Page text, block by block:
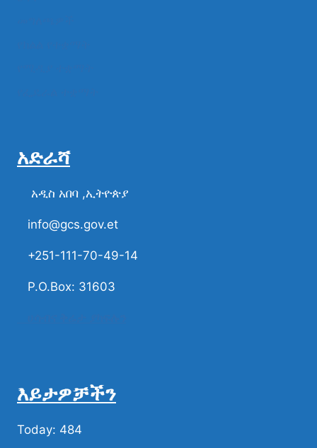
አድራሻ
አዲስ አበባ ,ኢትዮጵያ
info@gcs.gov.et
+251-111-70-49-14
P.O.Box: 31603
እይታዎቻችን
Today: 484